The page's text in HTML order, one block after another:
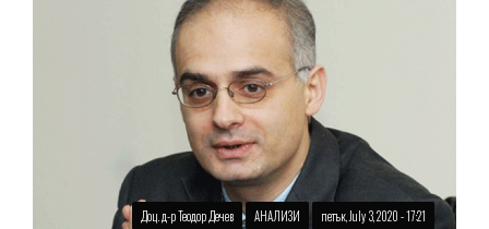
Доц. д-р Теодор Дечев АНАЛИЗИ петък, July 3, 2020 - 17:21